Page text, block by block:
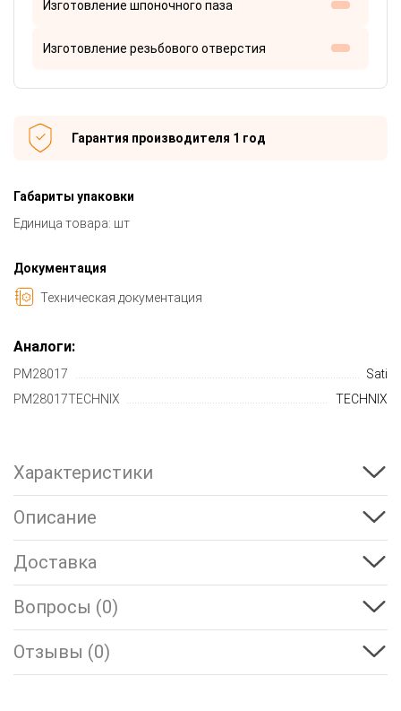
Изготовление шпоночного паза
Изготовление резьбового отверстия
Гарантия производителя 1 год
Габариты упаковки
Единица товара: шт
Документация
Техническая документация
Аналоги:
PM28017
Sati
PM28017TECHNIX
TECHNIX
Характеристики
Описание
Доставка
Вопросы (0)
Отзывы (0)